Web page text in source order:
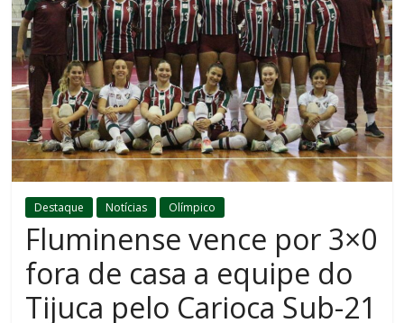
Destaque Notícias Olímpico
Fluminense vence por 3×0
fora de casa a equipe do
Tijuca pelo Carioca Sub-21